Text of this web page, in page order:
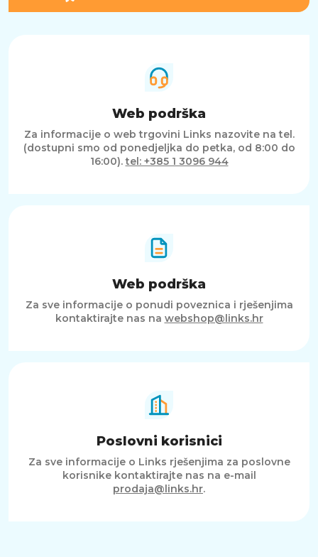
Web podrška
Za informacije o web trgovini Links nazovite na tel.
(dostupni smo od ponedjeljka do petka, od 8:00 do
16:00).tel: +385 1 3096 944
Web podrška
Za sve informacije o ponudi poveznica i rješenjima
kontaktirajte nas na webshop@links.hr
Poslovni korisnici
Za sve informacije o Links rješenjima za poslovne
korisnike kontaktirajte nas na e-mail
prodaja@links.hr.